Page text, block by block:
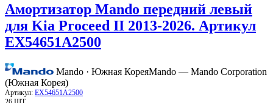
Амортизатор Mando передний левый
для Kia Proceed II 2013-2026. Артикул
EX54651A2500
Mando · Южная КореяMando — Mando Corporation
(Южная Корея)
Артикул: EX54651A2500